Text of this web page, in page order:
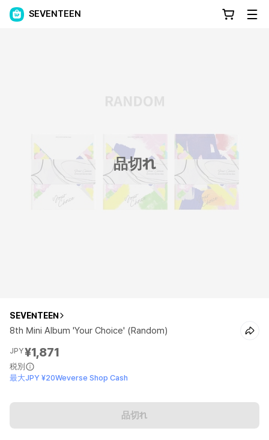
SEVENTEEN
品切れ
SEVENTEEN
8th Mini Album 'Your Choice' (Random)
JPY¥1,871
税別
最大JPY ¥20Weverse Shop Cash
品切れ